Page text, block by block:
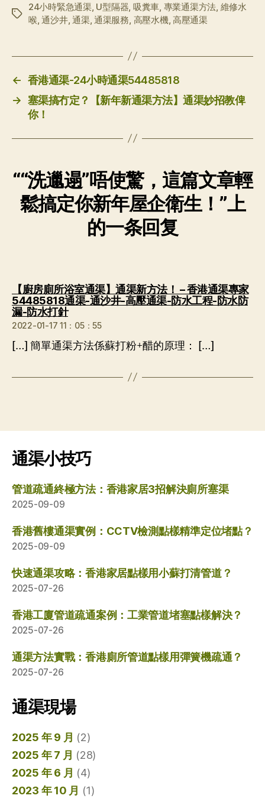
标
24小時緊急通渠, U型隔器, 吸糞車, 專業通渠方法, 維修水
喉,通沙井, 通渠, 通渠服務, 高壓水機, 高壓通渠
← 香港通渠-24小時通渠54485818
→ 塞渠搞冇定？【新年新通渠方法】通渠妙招教俾
你！
““洗邋遢”唔使驚，這篇文章輕
鬆搞定你新年屋企衛生！”上
的一条回复
【廚房廁所浴室通渠】通渠新方法！ – 香港通渠專家
54485818通渠-通沙井-高壓通渠-防水工程-防水防
漏-防水打針说：
2022-01-17 11：05：55
[…] 簡單通渠方法係蘇打粉+醋的原理： […]
通渠小技巧
管道疏通終極方法：香港家居3招解決廁所塞渠
2025-09-09
香港舊樓通渠實例：CCTV檢測點樣精準定位堵點？
2025-09-09
快速通渠攻略：香港家居點樣用小蘇打清管道？
2025-07-26
香港工廈管道疏通案例：工業管道堵塞點樣解決？
2025-07-26
通渠方法實戰：香港廁所管道點樣用彈簧機疏通？
2025-07-26
通渠現場
2025 年 9 月 (2)
2025 年 7 月 (28)
2025 年 6 月 (4)
2023 年 10 月 (1)